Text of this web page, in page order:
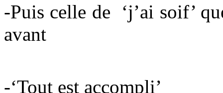
-Puis celle de ‘j’ai soif’
avant
-‘Tout est accompli’